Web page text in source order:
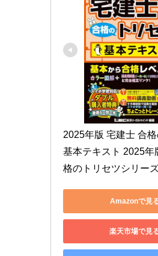
2025年版 宅建士 合
基本テキスト 2025年
格のトリセツシリー
Amazonで見
楽天市場で見